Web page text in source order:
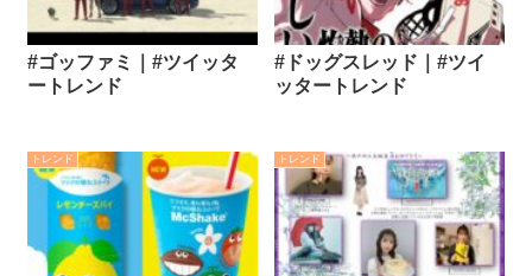
#ゴッファミ｜#ツイッタ
ートレンド
#ドッグスレッド｜#ツイ
ッタートレンド
トレンド トレンド